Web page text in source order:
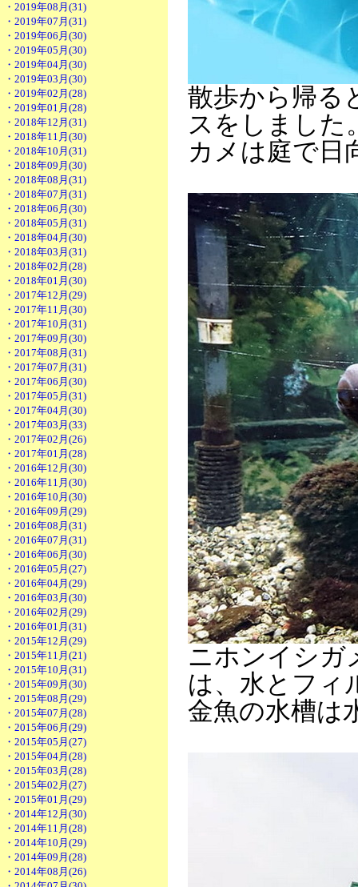
・2019年08月(31)
・2019年07月(31)
・2019年06月(30)
・2019年05月(30)
・2019年04月(30)
・2019年03月(30)
・2019年02月(28)
・2019年01月(28)
・2018年12月(31)
・2018年11月(30)
・2018年10月(31)
・2018年09月(30)
・2018年08月(31)
・2018年07月(31)
・2018年06月(30)
・2018年05月(31)
・2018年04月(30)
・2018年03月(31)
・2018年02月(28)
・2018年01月(30)
・2017年12月(29)
・2017年11月(30)
・2017年10月(31)
・2017年09月(30)
・2017年08月(31)
・2017年07月(31)
・2017年06月(30)
・2017年05月(31)
・2017年04月(30)
・2017年03月(33)
・2017年02月(26)
・2017年01月(28)
・2016年12月(30)
・2016年11月(30)
・2016年10月(30)
・2016年09月(29)
・2016年08月(31)
・2016年07月(31)
・2016年06月(30)
・2016年05月(27)
・2016年04月(29)
・2016年03月(30)
・2016年02月(29)
・2016年01月(31)
・2015年12月(29)
・2015年11月(21)
・2015年10月(31)
・2015年09月(30)
・2015年08月(29)
・2015年07月(28)
・2015年06月(29)
・2015年05月(27)
・2015年04月(28)
・2015年03月(28)
・2015年02月(27)
・2015年01月(29)
・2014年12月(30)
・2014年11月(28)
・2014年10月(29)
・2014年09月(28)
・2014年08月(26)
散歩から帰る
スをしました
カメは庭で日
ニホンイシガ
は、水とフィ
金魚の水槽は